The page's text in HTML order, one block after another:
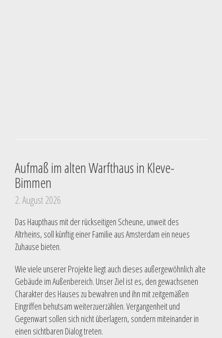
Aufmaß im alten Warfthaus in Kleve-
Bimmen
2. August 2026
Das Haupthaus mit der rückseitigen Scheune, unweit des
Altrheins, soll künftig einer Familie aus Amsterdam ein neues
Zuhause bieten.
Wie viele unserer Projekte liegt auch dieses außergewöhnlich alte
Gebäude im Außenbereich. Unser Ziel ist es, den gewachsenen
Charakter des Hauses zu bewahren und ihn mit zeitgemäßen
Eingriffen behutsam weiterzuerzählen. Vergangenheit und
Gegenwart sollen sich nicht überlagern, sondern miteinander in
einen sichtbaren Dialog treten.